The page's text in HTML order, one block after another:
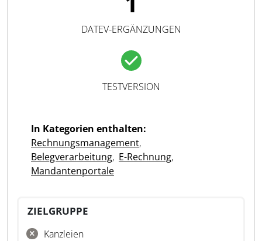
DATEV-ERGÄNZUNGEN
TESTVERSION
In Kategorien enthalten:
Rechnungsmanagement,
Belegverarbeitung, E-Rechnung,
Mandantenportale
ZIELGRUPPE
Kanzleien